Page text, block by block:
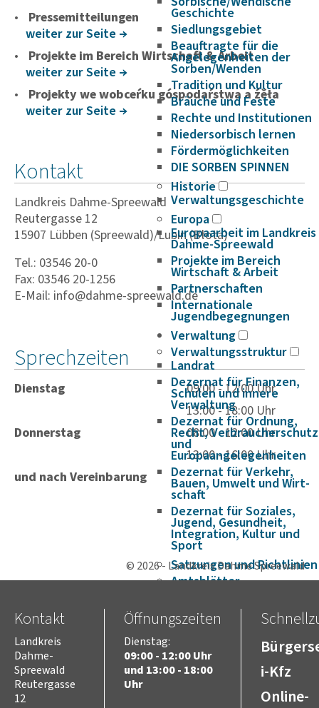
Geschichte
Siedlungsgebiet
Beauftragte für die
Angelegenheiten der
Sorben/Wenden
Tradition und Kultur
Bräuche und Feste
Rechte und Institutionen
Niedersorbisch lernen
Fördermöglichkeiten
DIE SORBEN SPINNEN
Historie
Verwaltungsgeschichte
Europa
Europaarbeit im Landkreis
Dahme-Spreewald
Projekte im Bereich
Wirtschaft & Arbeit
Partnerschaften
Internationale
Jugendbegegnungen
Verwaltung
Verwaltungsstruktur
Landrat
Dezernat für Finanzen,
Schulen und innere
Verwaltung
Dezernat für Ordnung,
Recht, Verbraucherschutz
und
Europaangelegenheiten
Dezernat für Verkehr,
Bauen, Umwelt und Wirt­
schaft
Dezernat für Soziales,
Jugend, Gesundheit,
Integration, Kultur und
Sport
Satzungen und Richtlinien
Amtsblätter
Stellenausschreibungen
Wahlen
Karriere
Kreistag
Vorsitz des Kreistages
Pressemitteilungen
weiter zur Seite
Projekte im Bereich Wirtschaft & Arbeit
weiter zur Seite
Projekty we wobceŕku góspodaŕstwa a źěła
weiter zur Seite
Kontakt
Landkreis Dahme-Spreewald
Reutergasse 12
15907 Lübben (Spreewald)/Lubin (Błota)
Tel.: 03546 20-0
Fax: 03546 20-1256
E-Mail: info@dahme-spreewald.de
Sprechzeiten
Dienstag
09:00 - 12:00 Uhr
13:00 - 18:00 Uhr
Donnerstag
08:00 - 12:00 Uhr
13:00 - 16:00 Uhr
und nach Vereinbarung
© 2026 - Landkreis Dahme Spreewald
Kontakt
Landkreis
Dahme-
Spreewald
Reutergasse
12
Öffnungszeiten
Dienstag:
09:00 - 12:00 Uhr
und 13:00 - 18:00
Uhr
i-Kfz
Online-